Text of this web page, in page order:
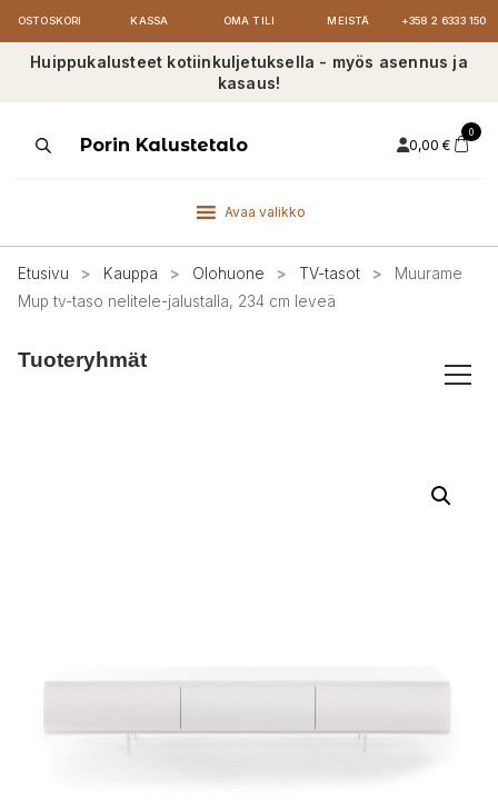
OSTOSKORI KASSA OMA TILI MEISTÄ +358 2 6333 150
Huippukalusteet kotiinkuljetuksella - myös asennus ja
kasaus!
ProductsPorin Kalustetalo 0,00 €
0
Avaa valikko
Etusivu > Kauppa > Olohuone > TV-tasot >
Muurame
Mup tv-taso nelitele-jalustalla, 234 cm leveä
Tuoteryhmät